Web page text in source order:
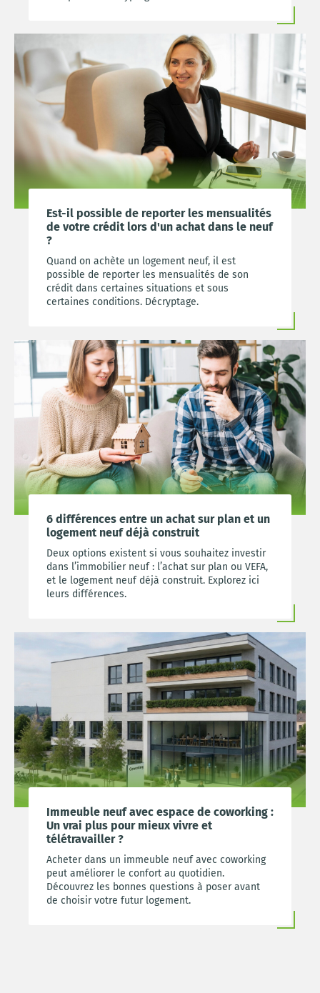
Est-il possible de reporter les mensualités
de votre crédit lors d'un achat dans le neuf
?
Quand on achète un logement neuf, il est
possible de reporter les mensualités de son
crédit dans certaines situations et sous
certaines conditions. Décryptage.
6 différences entre un achat sur plan et un
logement neuf déjà construit
Deux options existent si vous souhaitez investir
dans l’immobilier neuf : l’achat sur plan ou VEFA,
et le logement neuf déjà construit. Explorez ici
leurs différences.
Immeuble neuf avec espace de coworking :
Un vrai plus pour mieux vivre et
télétravailler ?
Acheter dans un immeuble neuf avec coworking
peut améliorer le confort au quotidien.
Découvrez les bonnes questions à poser avant
de choisir votre futur logement.